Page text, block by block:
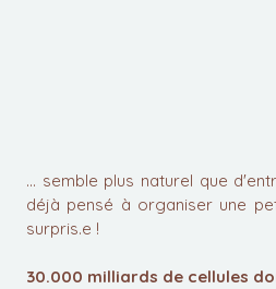
... semble plus naturel que
déjà pensé à organiser une
surpris.e !
30.000 milliards de cellules